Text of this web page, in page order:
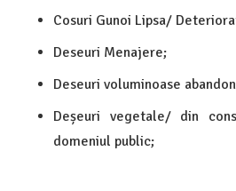
Cosuri Gunoi Lipsa/
Deseuri Menajere;
Deseuri voluminoase
Deșeuri vegetale/ din
domeniul public;